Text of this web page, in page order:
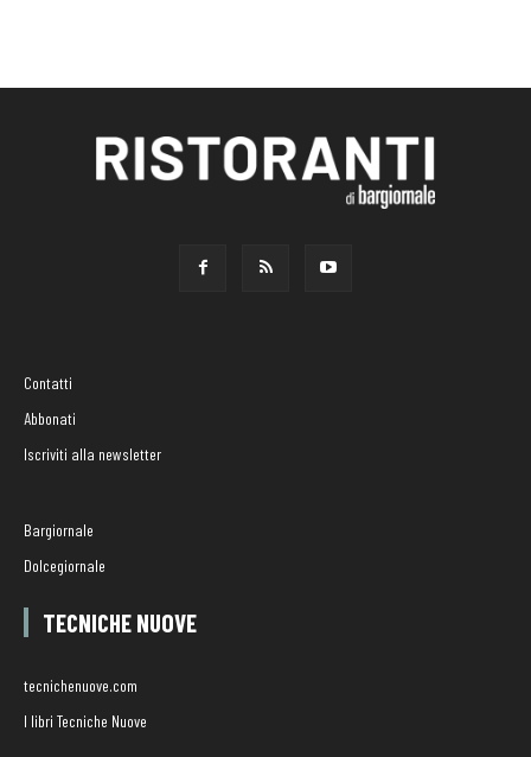
Contatti
Abbonati
Iscriviti alla newsletter
Bargiornale
Dolcegiornale
TECNICHE NUOVE
tecnichenuove.com
I libri Tecniche Nuove